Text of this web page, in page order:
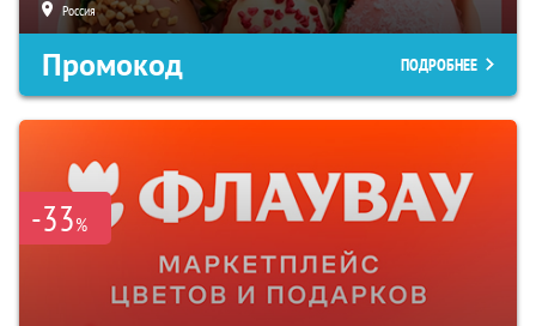
Россия
Промокод ПОДРОБНЕЕ
-33%